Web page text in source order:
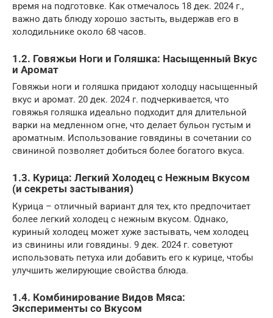
время на подготовке. Как отмечалось 18 дек. 2024 г.,
важно дать блюду хорошо застыть, выдержав его в
холодильнике около 68 часов.
1.2. Говяжьи Ноги и Голяшка: Насыщенный Вкус
и Аромат
Говяжьи ноги и голяшка придают холодцу насыщенный
вкус и аромат. 20 дек. 2024 г. подчеркивается, что
говяжья голяшка идеально подходит для длительной
варки на медленном огне, что делает бульон густым и
ароматным. Использование говядины в сочетании со
свининой позволяет добиться более богатого вкуса.
1.3. Курица: Легкий Холодец с Нежным Вкусом
(и секреты застывания)
Курица – отличный вариант для тех, кто предпочитает
более легкий холодец с нежным вкусом. Однако,
куриный холодец может хуже застывать, чем холодец
из свинины или говядины. 9 дек. 2024 г. советуют
использовать петуха или добавить его к курице, чтобы
улучшить желирующие свойства блюда.
1.4. Комбинирование Видов Мяса:
Эксперименты со Вкусом